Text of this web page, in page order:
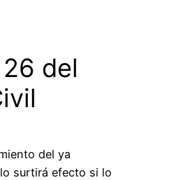
del
del ya
surtirá efecto si lo